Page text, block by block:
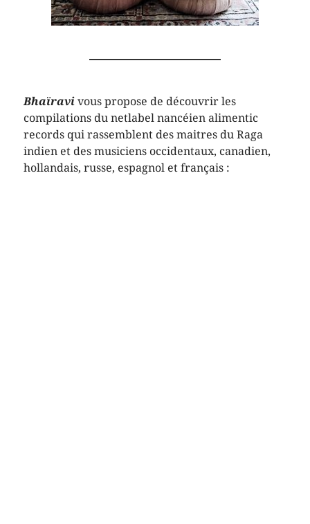
Bhaïravivous propose de découvrir les
compilations du netlabel nancéien alimentic
records qui rassemblent des maitres du Raga
indien et des musiciens occidentaux, canadien,
hollandais, russe, espagnol et français :